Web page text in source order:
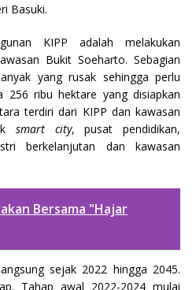
Basuki.
KIPP adalah melakukan
Bukit Soeharto. Sebagian
yang rusak sehingga perlu
256 ribu hektare yang disiapkan
terdiri dari KIPP dan kawasan
smart city, pusat pendidikan,
berkelanjutan dan kawasan
Bersama "Hajar
sejak 2022 hingga 2045.
Tahap awal 2022-2024 mulai